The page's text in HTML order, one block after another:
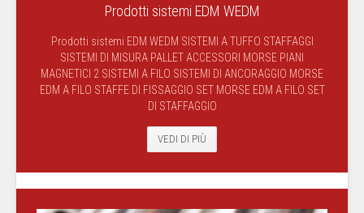
Prodotti sistemi EDM WEDM
Prodotti sistemi EDM WEDM SISTEMI A TUFFO STAFFAGGI
SISTEMI DI MISURA PALLET ACCESSORI MORSE PIANI
MAGNETICI 2 SISTEMI A FILO SISTEMI DI ANCORAGGIO MORSE
EDM A FILO STAFFE DI FISSAGGIO SET MORSE EDM A FILO SET
DI STAFFAGGIO
VEDI DI PIÙ